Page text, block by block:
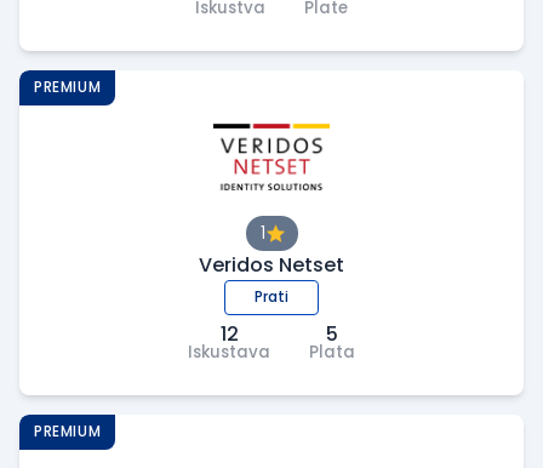
Iskustva Plate
1
Veridos Netset
Prati
12
Iskustava
5
Plata
PREMIUM
PREMIUM